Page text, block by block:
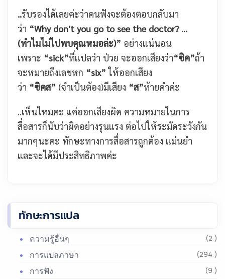
..รับรองได้เลยค่ะว่าคนฟังจะต้องตอบกลับมา
ว่า “Why don't you go to see the doctor? ...
(ทำไมไม่ไปพบคุณหมอล่ะ)” อย่างแน่นอน
เพราะ “sick”ที่แปลว่า ป่วย จะออกเสียงว่า“ซิค”ถ้า
จะหมายถึงเลขหก “six”ให้ออกเสียง
ว่า “ซิคส” (จำเป็นต้อง)มีเสียง “ส”ท้ายคำค่ะ
..เห็นไหมคะ แค่ออกเสียงผิด ความหมายในการ
สื่อสารก็นับว่าผิดอย่างรุนแรง ต่อไปให้ระมัดระวังกัน
มากๆนะคะ ทักษะทางการสื่อสารถูกต้อง แม่นยำ
และจะได้มีประสิทธิภาพค่ะ
ทักษะการแปล
ความรู้อื่นๆ (2 )
การแปลภาษา (294 )
การฟัง (9 )